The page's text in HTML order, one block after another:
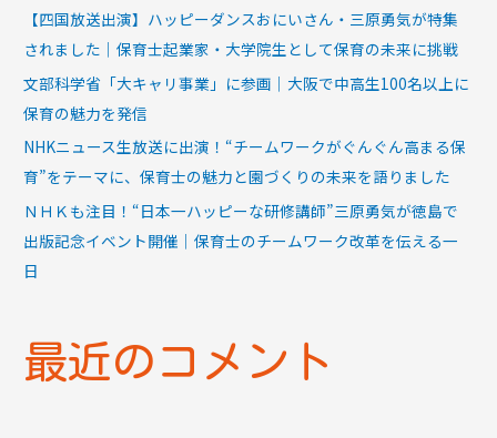
【四国放送出演】ハッピーダンスおにいさん・三原勇気が特集
されました｜保育士起業家・大学院生として保育の未来に挑戦
文部科学省「大キャリ事業」に参画｜大阪で中高生100名以上に
保育の魅力を発信
NHKニュース生放送に出演！“チームワークがぐんぐん高まる保
育”をテーマに、保育士の魅力と園づくりの未来を語りました
ＮＨＫも注目！“日本一ハッピーな研修講師”三原勇気が徳島で
出版記念イベント開催｜保育士のチームワーク改革を伝える一
日
最近のコメント